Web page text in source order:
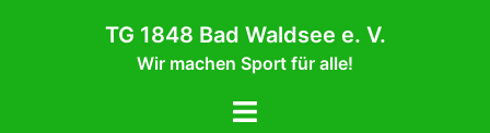
TG 1848 Bad Waldsee e. V.
Wir machen Sport für alle!
Menü